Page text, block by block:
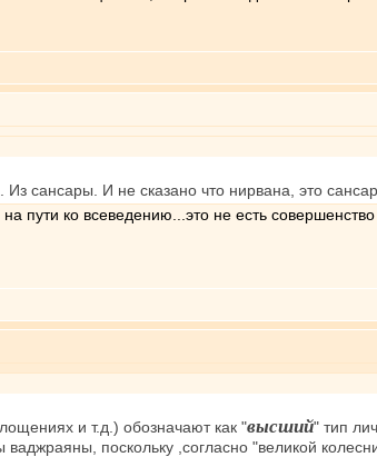
сансары. И не сказано что нирвана, это
пути ко всеведению...это не есть совершенство
и т.д.) обозначают как "высший" тип
поскольку ,согласно "великой